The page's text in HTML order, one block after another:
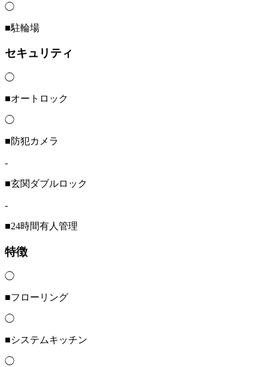
◯
■駐輪場
セキュリティ
◯
■オートロック
◯
■防犯カメラ
-
■玄関ダブルロック
-
■24時間有人管理
特徴
◯
■フローリング
◯
■システムキッチン
◯